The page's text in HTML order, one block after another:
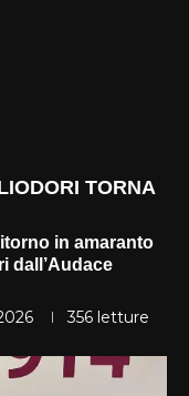
TORNA
in amaranto
dall’Audace
356 letture